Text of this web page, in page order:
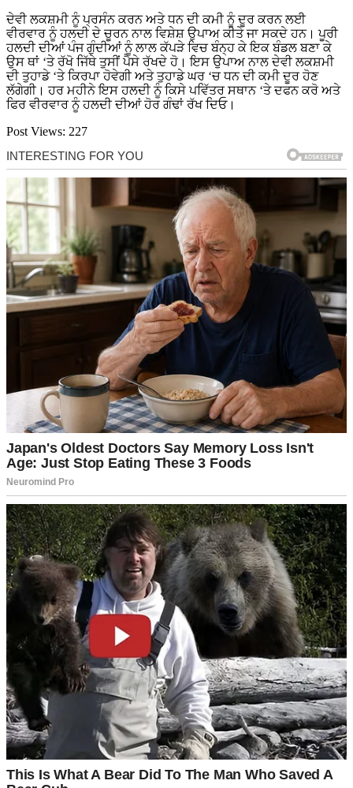
ਦੇਵੀ ਲਕਸ਼ਮੀ ਨੂੰ ਪ੍ਰਸੰਨ ਕਰਨ ਅਤੇ ਧਨ ਦੀ ਕਮੀ ਨੂੰ ਦੂਰ ਕਰਨ ਲਈ
ਵੀਰਵਾਰ ਨੂੰ ਹਲਦੀ ਦੇ ਚੂਰਨ ਨਾਲ ਵਿਸ਼ੇਸ਼ ਉਪਾਅ ਕੀਤੇ ਜਾ ਸਕਦੇ ਹਨ। ਪੂਰੀ
ਹਲਦੀ ਦੀਆਂ ਪੰਜ ਗੁੰਦੀਆਂ ਨੂੰ ਲਾਲ ਕੱਪੜੇ ਵਿਚ ਬੰਨ੍ਹ ਕੇ ਇਕ ਬੰਡਲ ਬਣਾ ਕੇ
ਉਸ ਥਾਂ ‘ਤੇ ਰੱਖੋ ਜਿੱਥੇ ਤੁਸੀਂ ਪੈਸੇ ਰੱਖਦੇ ਹੋ। ਇਸ ਉਪਾਅ ਨਾਲ ਦੇਵੀ ਲਕਸ਼ਮੀ
ਦੀ ਤੁਹਾਡੇ ‘ਤੇ ਕਿਰਪਾ ਹੋਵੇਗੀ ਅਤੇ ਤੁਹਾਡੇ ਘਰ ‘ਚ ਧਨ ਦੀ ਕਮੀ ਦੂਰ ਹੋਣ
ਲੱਗੇਗੀ। ਹਰ ਮਹੀਨੇ ਇਸ ਹਲਦੀ ਨੂੰ ਕਿਸੇ ਪਵਿੱਤਰ ਸਥਾਨ ‘ਤੇ ਦਫਨ ਕਰੋ ਅਤੇ
ਫਿਰ ਵੀਰਵਾਰ ਨੂੰ ਹਲਦੀ ਦੀਆਂ ਹੋਰ ਗੰਢਾਂ ਰੱਖ ਦਿਓ।
Post Views: 227